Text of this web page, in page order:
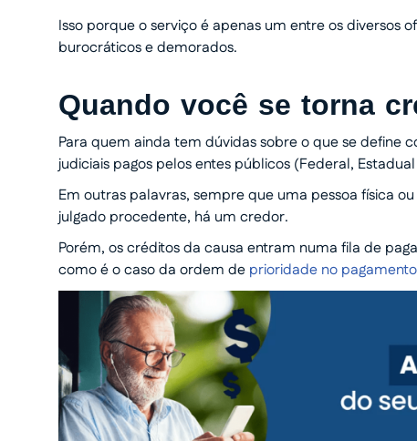
Isso porque o serviço é apenas um entre os diversos
burocráticos e demorados.
Quando você se torna
Para quem ainda tem dúvidas sobre o que se define
judiciais pagos pelos entes públicos (Federal,
Em outras palavras, sempre que uma pessoa física
julgado procedente, há um credor.
Porém, os créditos da causa entram numa fila de
como é o caso da ordem de prioridade no